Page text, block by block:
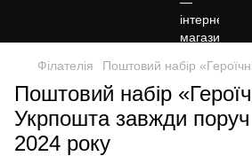
Філателія Поштовий набір
Поштовий набір
Укрпошта завжди
2024 року